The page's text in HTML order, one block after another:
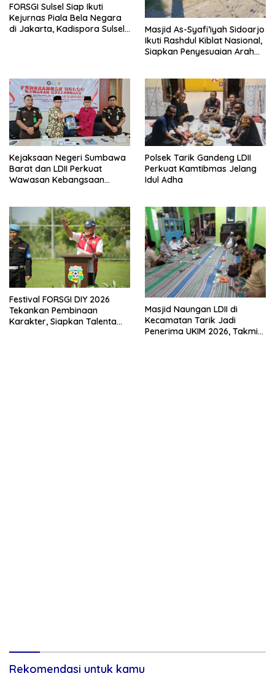
FORSGI Sulsel Siap Ikuti
Kejurnas Piala Bela Negara
di Jakarta, Kadispora Sulsel
Masjid As-Syafi’iyah Sidoarjo
Ikuti Rashdul Kiblat Nasional,
Siapkan Penyesuaian Arah
Kejaksaan Negeri Sumbawa
Barat dan LDII Perkuat
Wawasan Kebangsaan
Polsek Tarik Gandeng LDII
Perkuat Kamtibmas Jelang
Idul Adha
Festival FORSGI DIY 2026
Tekankan Pembinaan
Karakter, Siapkan Talenta
Masjid Naungan LDII di
Kecamatan Tarik Jadi
Penerima UKIM 2026, Takmir
Rekomendasi untuk kamu